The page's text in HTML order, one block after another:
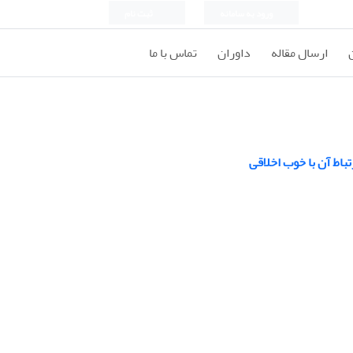
ارسال مقاله داوران تماس با ما
آن با خوب اخلاقی